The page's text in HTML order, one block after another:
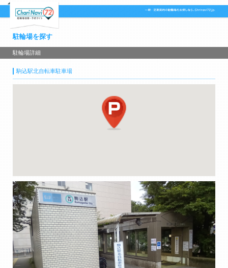
駐輪場を探す
駐輪場詳細
駒込駅北自転車駐車場